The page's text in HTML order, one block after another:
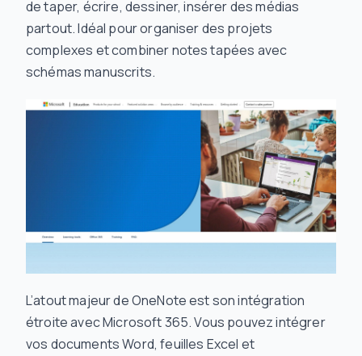
de taper, écrire, dessiner, insérer des médias
partout. Idéal pour organiser des projets
complexes et combiner notes tapées avec
schémas manuscrits.
L’atout majeur de OneNote est son intégration
étroite avec Microsoft 365. Vous pouvez intégrer
vos documents Word, feuilles Excel et